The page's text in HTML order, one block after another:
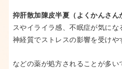
抑肝散加陳皮半夏（よくかんさん
スやイライラ感、不眠症が気にな
神経質でストレスの影響を受けや
などの薬が処方されることが多い